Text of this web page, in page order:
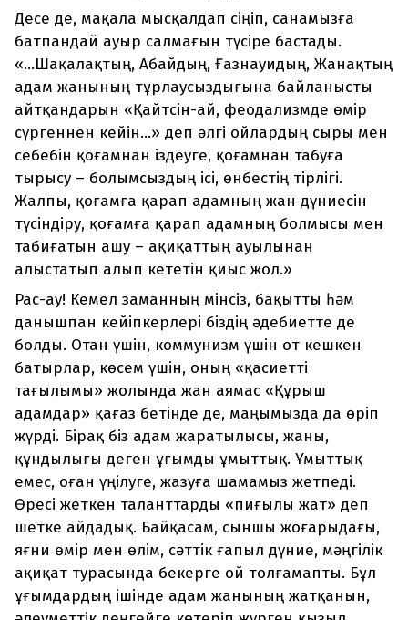
Десе де, мақала мысқалдап сіңіп, санамызға
батпандай ауыр салмағын түсіре бастады.
«...Шақалақтың, Абайдың, Ғазнауидың, Жанақтың
адам жанының тұрлаусыздығына байланысты
айтқандарын «Қайтсін-ай, феодализмде өмір
сүргеннен кейін...» деп әлгі ойлардың сыры мен
себебін қоғамнан іздеуге, қоғамнан табуға
тырысу – болымсыздың ісі, өнбестің тірлігі.
Жалпы, қоғамға қарап адамның жан дүниесін
түсіндіру, қоғамға қарап адамның болмысы мен
табиғатын ашу – ақиқаттың ауылынан
алыстатып алып кететін қиыс жол.»
Рас-ау! Кемел заманның мінсіз, бақытты һәм
данышпан кейіпкерлері біздің әдебиетте де
болды. Отан үшін, коммунизм үшін от кешкен
батырлар, көсем үшін, оның «қасиетті
тағылымы» жолында жан аямас «Құрыш
адамдар» қағаз бетінде де, маңымызда да өріп
жүрді. Бірақ біз адам жаратылысы, жаны,
құндылығы деген ұғымды ұмыттық. Ұмыттық
емес, оған үңілуге, жазуға шамамыз жетпеді.
Өресі жеткен таланттарды «пиғылы жат» деп
шетке айдадық. Байқасам, сыншы жоғарыдағы,
яғни өмір мен өлім, сәттік ғапыл дүние, мәңгілік
ақиқат турасында бекерге ой толғамапты. Бұл
ұғымдардың ішінде адам жанының жатқанын,